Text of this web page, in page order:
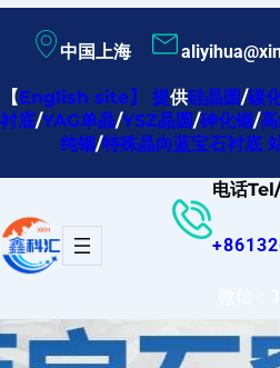
内
容
中国上海
【English site】提供硅晶圆/碳
衬底/YAG单晶/YSZ晶圆/砷化铟/
纯铟/特殊晶向蓝宝石衬底
电话